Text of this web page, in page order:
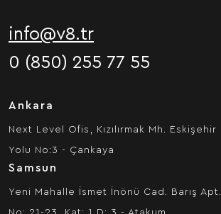
info@v8.tr
0 (850) 255 77 55
Ankara
Next Level Ofis, Kızılırmak Mh. Eskişehir
Yolu No:3 - Çankaya
Samsun
Yeni Mahalle İsmet İnönü Cad. Barış Apt.